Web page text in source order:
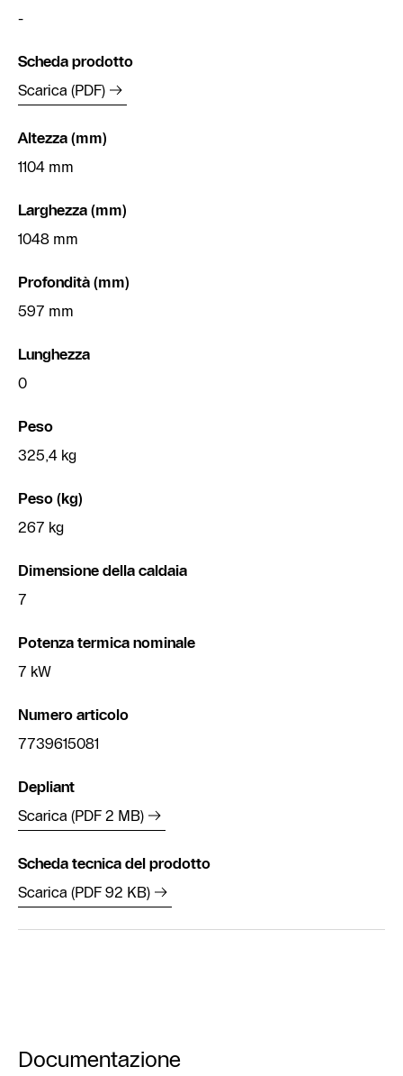
-
Scheda prodotto
Scarica (PDF)
Altezza (mm)
1104 mm
Larghezza (mm)
1048 mm
Profondità (mm)
597 mm
Lunghezza
0
Peso
325,4 kg
Peso (kg)
267 kg
Dimensione della caldaia
7
Potenza termica nominale
7 kW
Numero articolo
7739615081
Depliant
Scarica (PDF 2 MB)
Scheda tecnica del prodotto
Scarica (PDF 92 KB)
Documentazione